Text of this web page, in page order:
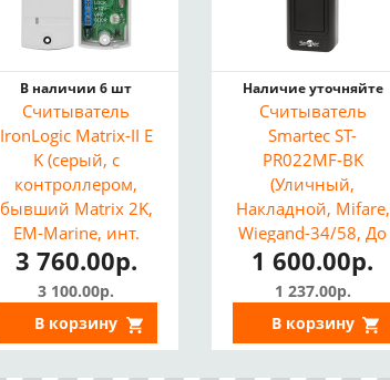
В наличии 6 шт
Считыватель
IronLogic Matrix-II E
K (серый, с
контроллером,
бывший Matrix 2K,
EM-Marine, инт.
Dallas)
3 760.00р.
3 100.00р.
В корзину
Наличие уточняйте
Считыватель
Smartec ST-
PR022MF-BK
(Уличный,
Накладной, Mifare,
Wiegand-34/58, До
8 см, IP68)
1 600.00р.
1 237.00р.
В корзину